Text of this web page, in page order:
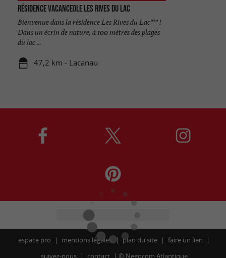
Résidence Vacanceole les Rives du Lac
Bienvenue dans la résidence Les Rives du Lac*** !
Dans un écrin de nature, à 100 mètres des plages
du lac ...
47,2 km - Lacanau
espace pro mentions légales plan du site
faire un lien